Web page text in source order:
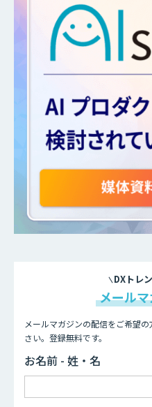
DXトレ
メール
メールマガジンの配信をご希望
さい。登録無料です。
お名前 - 姓・名